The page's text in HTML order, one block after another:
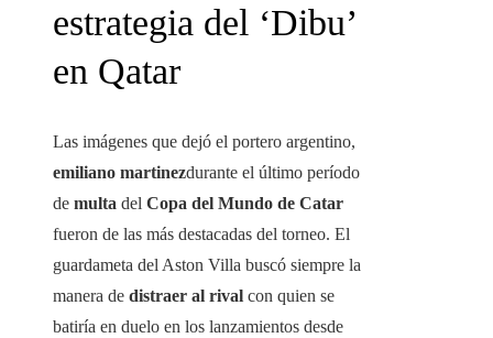
estrategia del ‘Dibu’
en Qatar
Las imágenes que dejó el portero argentino,
emiliano martinezdurante el último período
de multa del Copa del Mundo de Catar
fueron de las más destacadas del torneo. El
guardameta del Aston Villa buscó siempre la
manera de distraer al rival con quien se
batiría en duelo en los lanzamientos desde